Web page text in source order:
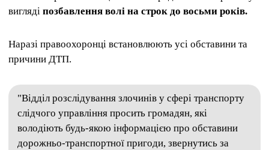
вигляді позбавлення волі на строк до восьми років.
Наразі правоохоронці встановлюють усі обставини та
причини ДТП.
"Відділ розслідування злочинів у сфері транспорту
слідчого управління просить громадян, які
володіють будь-якою інформацією про обставини
дорожньо-транспортної пригоди, звернутись за